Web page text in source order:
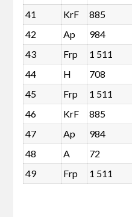
41
KrF 885
42
Ap 984
43
Frp 1 511
44
H 708
45
Frp 1 511
46
KrF 885
47
Ap 984
48
A 72
49
Frp 1 511